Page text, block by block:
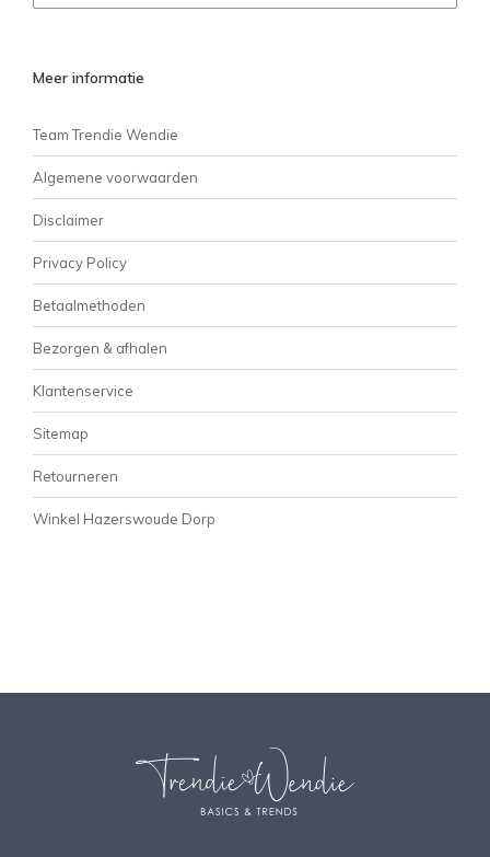
Meer informatie
Team Trendie Wendie
Algemene voorwaarden
Disclaimer
Privacy Policy
Betaalmethoden
Bezorgen & afhalen
Klantenservice
Sitemap
Retourneren
Winkel Hazerswoude Dorp